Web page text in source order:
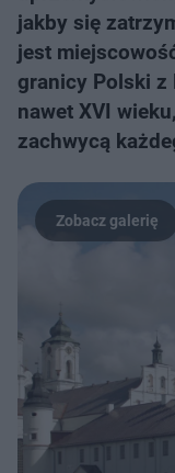
jakby się
jest
granicy Polski z
nawet XVI
zachwycą